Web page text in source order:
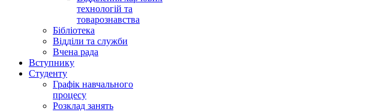
технологій та
товарознавства
Бібліотека
Відділи та служби
Вчена рада
Вступнику
Студенту
Графік навчального
процесу
Розклад занять